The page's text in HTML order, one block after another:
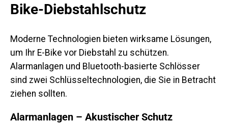
Bike-Diebstahlschutz
Moderne Technologien bieten wirksame Lösungen,
um Ihr E-Bike vor Diebstahl zu schützen.
Alarmanlagen und Bluetooth-basierte Schlösser
sind zwei Schlüsseltechnologien, die Sie in Betracht
ziehen sollten.
Alarmanlagen – Akustischer Schutz